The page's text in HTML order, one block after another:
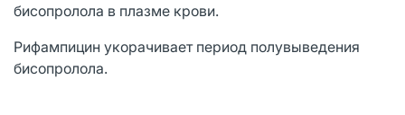
бисопролола в плазме крови.
Рифампицин укорачивает период полувыведения
бисопролола.